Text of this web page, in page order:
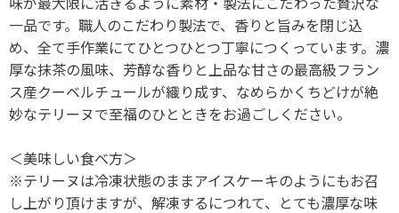
味が最大限に活きるように素材・製法にこだわった贅沢な
一品です。職人のこだわり製法で、香りと旨みを閉じ込
め、全て手作業にてひとつひとつ丁寧につくっています。濃
厚な抹茶の風味、芳醇な香りと上品な甘さの最高級フラン
ス産クーベルチュールが織り成す、なめらかくちどけが絶
妙なテリーヌで至福のひとときをお過ごしください。
＜美味しい食べ方＞
※テリーヌは冷凍状態のままアイスケーキのようにもお召
し上がり頂けますが、解凍するにつれて、とても濃厚な味